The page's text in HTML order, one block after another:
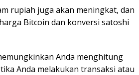
rupiah juga akan meningkat, dan
Bitcoin dan konversi satoshi
Anda menghitung
Anda melakukan transaksi atau